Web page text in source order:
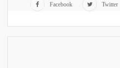
Facebook Twitter